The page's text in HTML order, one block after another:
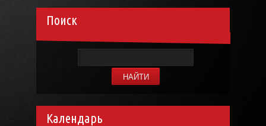
Поиск
Календарь